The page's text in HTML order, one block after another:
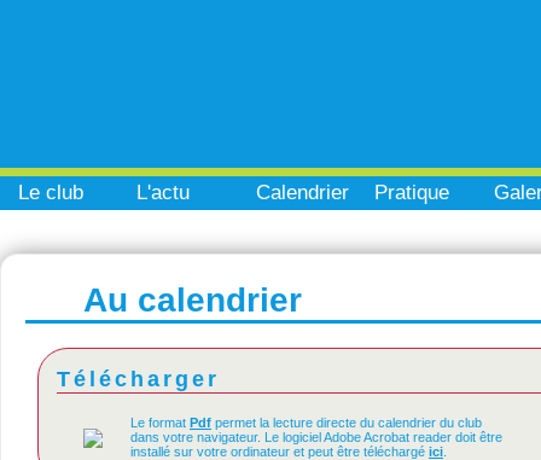
Le club L'actu Calendrier Pratique
Au calendrier
Télécharger
Le format Pdf permet la lecture directe du calendrier du club
dans votre navigateur. Le logiciel Adobe Acrobat reader doit être
installé sur votre ordinateur et peut être téléchargé ici